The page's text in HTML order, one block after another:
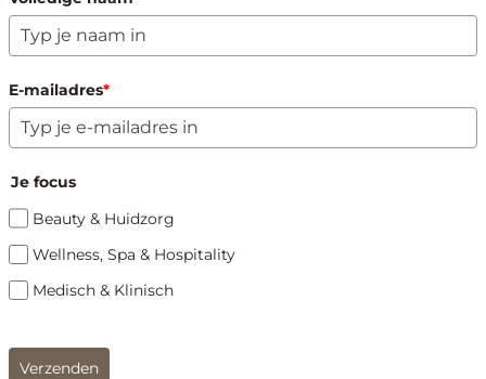
E-mailadres*
Je focus
Beauty & Huidzorg
Wellness, Spa & Hospitality
Medisch & Klinisch
Verzenden